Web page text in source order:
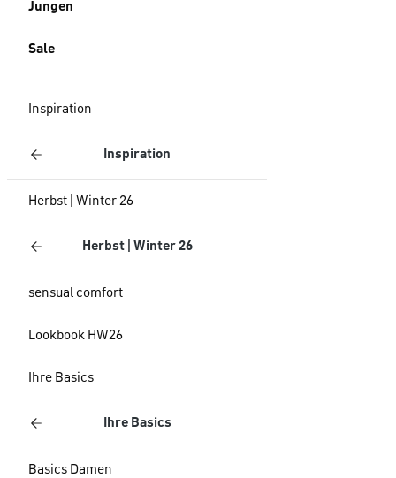
Jungen
Sale
Inspiration
Inspiration
Herbst | Winter 26
Herbst | Winter 26
sensual comfort
Lookbook HW26
Ihre Basics
Ihre Basics
Basics Damen